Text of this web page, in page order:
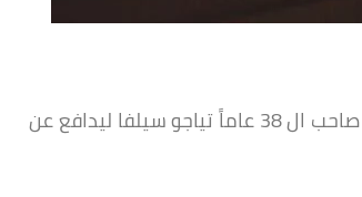
نجح مسؤولي نادي تشيلسي الإنجليزي في تجديد عقد مدافع الفريق صاحب ال 38 عاماً تياجو سيلفا ليدافع عن